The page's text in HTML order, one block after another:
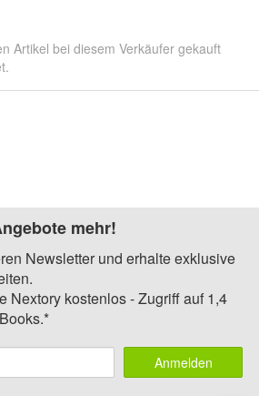
Artikel bei diesem Verkäufer gekauft
mehr!
Newsletter und erhalte exklusive
Nextory kostenlos - Zugriff auf 1,4
Anmelden